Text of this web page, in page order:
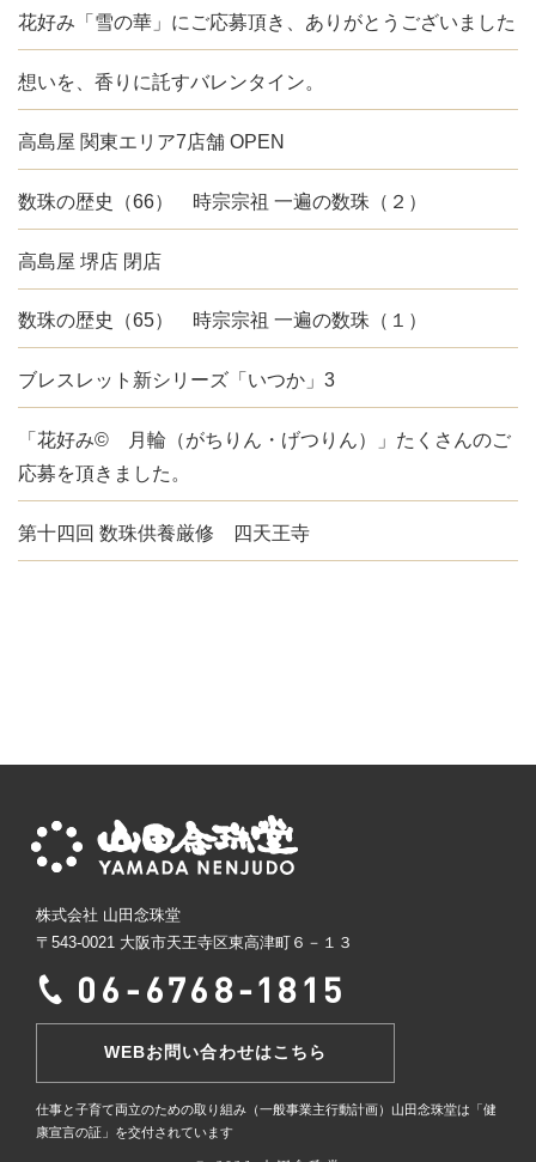
花好み「雪の華」にご応募頂き、ありがとうございました
想いを、香りに託すバレンタイン。
高島屋 関東エリア7店舗 OPEN
数珠の歴史（66） 時宗宗祖 一遍の数珠（２）
高島屋 堺店 閉店
数珠の歴史（65） 時宗宗祖 一遍の数珠（１）
ブレスレット新シリーズ「いつか」3
「花好み© 月輪（がちりん・げつりん）」たくさんのご
応募を頂きました。
第十四回 数珠供養厳修 四天王寺
株式会社 山田念珠堂
〒543-0021 大阪市天王寺区東高津町６－１３
WEBお問い合わせはこちら
仕事と子育て両立のための取り組み（一般事業主行動計画） 山田念珠堂は「健
康宣言の証」を交付されています